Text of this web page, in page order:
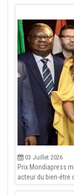
03 Juillet 2026
Prix Mondiapress
acteur du bien-être